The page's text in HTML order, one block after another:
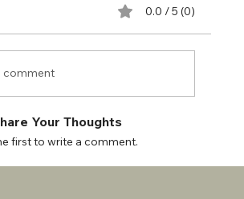
0.0 / 5 (0)
comment
Your Thoughts
first to write a comment.